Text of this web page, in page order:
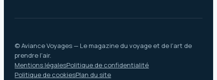
© Aviance Voyages — Le magazine du voyage et de l'art de
prendre l'air.
Mentions légalesPolitique de confidentialité
Politique de cookiesPlan du site